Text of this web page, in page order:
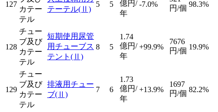
127
カテー
テル
テーテル(Ⅱ)
5 5
億円/
年
-7.0%
円/個 98.3%
128
チュー
ブ及び
カテー
テル
短期使用尿管
用チューブス
テント (Ⅱ)
8 5
1.74
億円/
年
+99.9%
7676
円/個 19.9%
129
チュー
ブ及び
カテー
テル
排液用チュー
ブ(Ⅱ)
7 6
1.73
億円/
年
+13.9%
1697
円/個 82.2%